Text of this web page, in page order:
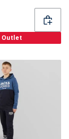
Outlet